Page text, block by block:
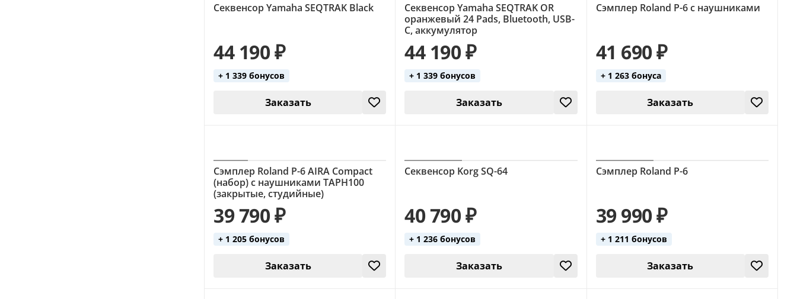
Секвенсор Yamaha SEQTRAK Black
44 190 ₽
+ 1 339 бонусов
Заказать
Секвенсор Yamaha SEQTRAK OR
оранжевый 24 Pads, Bluetooth, USB-
C, аккумулятор
44 190 ₽
+ 1 339 бонусов
Заказать
Сэмплер Roland P-6 с наушниками
41 690 ₽
+ 1 263 бонуса
Заказать
Сэмплер Roland P-6 AIRA Compact
(набор) с наушниками TAPH100
(закрытые, студийные)
39 790 ₽
+ 1 205 бонусов
Заказать
Секвенсор Korg SQ-64
40 790 ₽
+ 1 236 бонусов
Заказать
Сэмплер Roland P-6
39 990 ₽
+ 1 211 бонусов
Заказать